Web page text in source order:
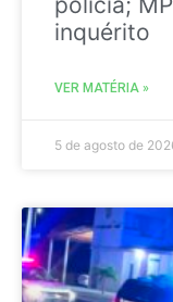
inquérito
VER MATÉRIA »
5 de agosto de